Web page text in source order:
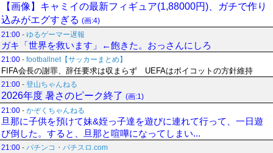
【画像】キャミイの最新フィギュア(1,88000円)、ガチで作り
込みがエグすぎる (画:4)
21:00 - ゆるゲーマー遅報
ガキ「世界を救います」←飽きた。おっさんにしろ
21:00 - footballnet【サッカーまとめ】
FIFA会長の謝罪、辞任要求は収まらず UEFAはボイコットの方針維持
21:00 - 登山ちゃんねる
2026年度 暑さのピーク終了 (画:1)
21:00 - かぞくちゃんねる
旦那に子供を預けて妹&姪っ子達を遊びに連れて行って、一日遊
び倒した。すると、旦那と喧嘩になってしまい...
21:00 - パチンコ・パチスロ.com